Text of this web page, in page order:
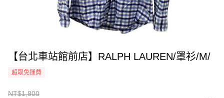
【台北車站館前店】RALPH LAUREN/罩衫/M/
超取免運費
NT$1,800